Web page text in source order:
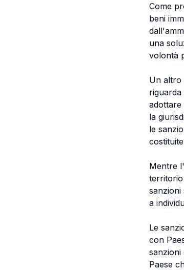
Come
beni
una
volontà
Un altro
la
le
Mentre
territorio
sanzioni
a
Le
con
sanzioni
Paese